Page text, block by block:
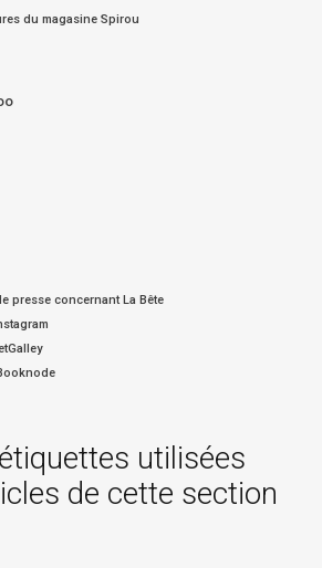
du magasine Spirou
presse concernant La Bête
utilisées
de cette section